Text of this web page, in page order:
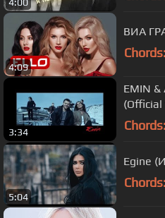
4:00
4:09
ВИА
Chords:
3:34
EMIN &
(Official
Chords:
5:04
Egine
Chords: